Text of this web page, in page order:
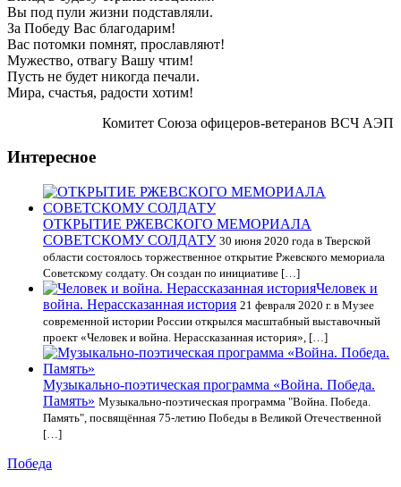
Вы под пули жизни подставляли.
За Победу Вас благодарим!
Вас потомки помнят, прославляют!
Мужество, отвагу Вашу чтим!
Пусть не будет никогда печали.
Мира, счастья, радости хотим!
Комитет Союза офицеров-ветеранов ВСЧ АЭП
Интересное
ОТКРЫТИЕ РЖЕВСКОГО МЕМОРИАЛА
СОВЕТСКОМУ СОЛДАТУ 30 июня 2020 года в Тверской
области состоялось торжественное открытие Ржевского мемориала
Советскому солдату. Он создан по инициативе […]
Человек и
война. Нерассказанная история 21 февраля 2020 г. в Музее
современной истории России открылся масштабный выставочный
проект «Человек и война. Нерассказанная история», […]
Музыкально-поэтическая программа «Война. Победа.
Память» Музыкально-поэтическая программа "Война. Победа.
Память", посвящённая 75-летию Победы в Великой Отечественной
[…]
Победа